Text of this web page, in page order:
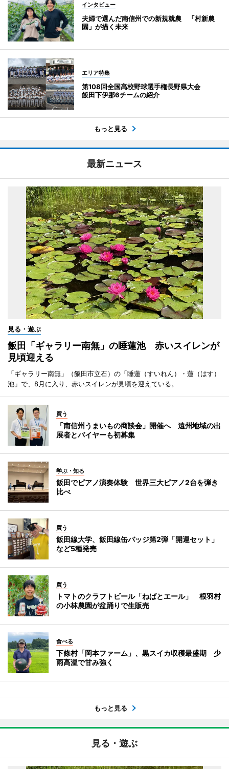
インタビュー
夫婦で選んだ南信州での新規就農 「村新農
園」が描く未来
エリア特集
第108回全国高校野球選手権長野県大会
飯田下伊那6チームの紹介
もっと見る
最新ニュース
見る・遊ぶ
飯田「ギャラリー南無」の睡蓮池 赤いスイレンが
見頃迎える
「ギャラリー南無」（飯田市立石）の「睡蓮（すいれん）・蓮（はす）
池」で、8月に入り、赤いスイレンが見頃を迎えている。
買う
「南信州うまいもの商談会」開催へ 遠州地域の出
展者とバイヤーも初募集
学ぶ・知る
飯田でピアノ演奏体験 世界三大ピアノ2台を弾き
比べ
買う
飯田線大学、飯田線缶バッジ第2弾「開運セット」
など5種発売
買う
トマトのクラフトビール「ねばとエール」 根羽村
の小林農園が盆踊りで生販売
食べる
下條村「岡本ファーム」、黒スイカ収穫最盛期 少
雨高温で甘み強く
もっと見る
見る・遊ぶ